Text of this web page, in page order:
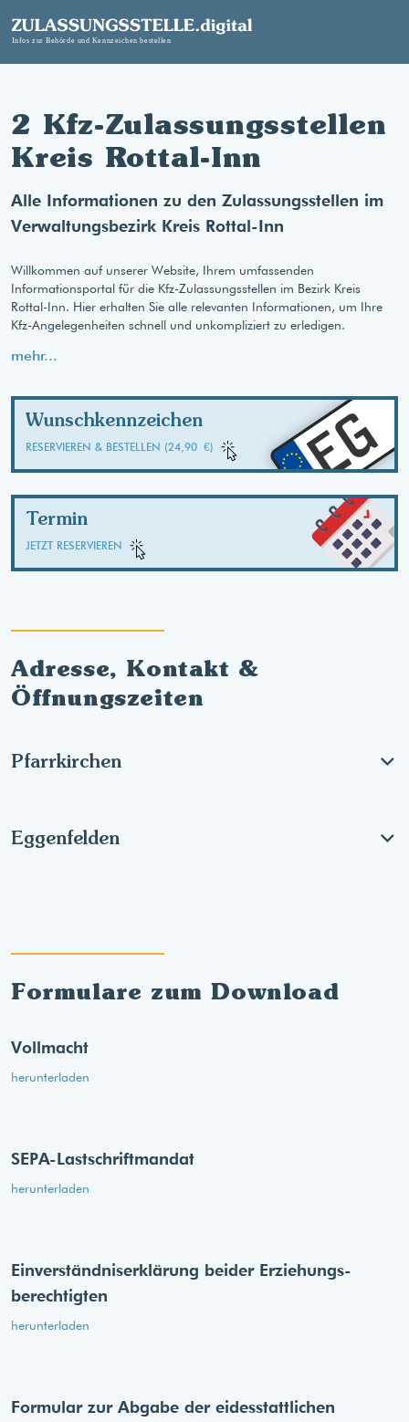
2 Kfz-Zulassungsstellen
Kreis Rottal-Inn
Alle Informationen zu den Zulassungsstellen im
Verwaltungsbezirk Kreis Rottal-Inn
Willkommen auf unserer Website, Ihrem umfassenden
Informationsportal für die Kfz-Zulassungsstellen im Bezirk Kreis
Rottal-Inn. Hier erhalten Sie alle relevanten Informationen, um Ihre
Kfz-Angelegenheiten schnell und unkompliziert zu erledigen.
mehr...
Wunschkennzeichen
RESERVIEREN & BESTELLEN (24,90 €) EG
Termin
JETZT RESERVIEREN
Adresse, Kontakt &
Öffnungszeiten
Pfarrkirchen
Eggenfelden
Formulare zum Download
Vollmacht
herunterladen
SEPA-Lastschriftmandat
herunterladen
Einverständnis­erklärung beider Erziehungs­
berechtigten
herunterladen
Formular zur Abgabe der eides­stattlichen